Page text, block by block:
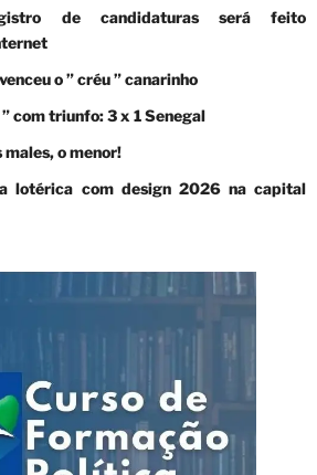
de candidaturas será feito
o ” créu ” canarinho
com triunfo: 3 x 1 Senegal
o menor!
lotérica com design 2026 na capital